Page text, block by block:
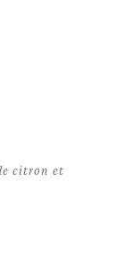
citron et